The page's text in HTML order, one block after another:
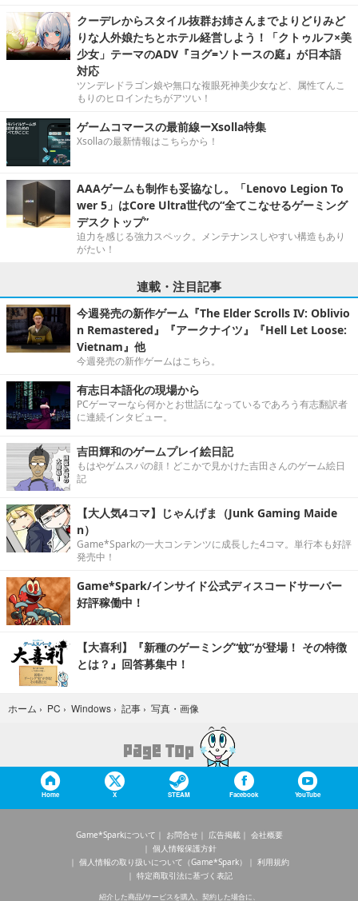
クーデレからスタイル抜群お姉さんまでよりどりみど
りな人外娘たちとホテル経営しよう！「クトゥルフ×美
少女」テーマのADV『ヨグ=ソトースの庭』が日本語
対応
ツンデレドラゴン娘や無口な複眼死神美少女など、属性てんこ
もりのヒロインたちがアツい！
ゲームコマースの最前線ーXsolla特集
Xsollaの最新情報はこちらから！
AAAゲームも制作も妥協なし。「Lenovo Legion To
wer 5」はCore Ultra世代の“全てこなせるゲーミング
デスクトップ”
迫力を感じる強力スペック。メンテナンスしやすい構造もあり
がたい！
連載・注目記事
今週発売の新作ゲーム『The Elder Scrolls IV: Oblivio
n Remastered』『アークナイツ』『Hell Let Loose:
Vietnam』他
今週発売の新作ゲームはこちら。
有志日本語化の現場から
PCゲーマーなら何かとお世話になっているであろう有志翻訳者
に連続インタビュー。
吉田輝和のゲームプレイ絵日記
もはやゲムスパの顔！どこかで見かけた吉田さんのゲーム絵日
記
【大人気4コマ】じゃんげま（Junk Gaming Maide
n）
Game*Sparkの一大コンテンツに成長した4コマ。単行本も好評
発売中！
Game*Spark/インサイド公式ディスコードサーバー
好評稼働中！
【大喜利】『新種のゲーミング“蚊”が登場！ その特徴
とは？』回答募集中！
ホーム › PC › Windows › 記事 › 写真・画像
Home X STEAM Facebook YouTube
Game*Sparkについて お問合せ 広告掲載
会社概要
個人情報保護方針
個人情報の取り扱いについて（Game*Spark）
利用規約
特定商取引法に基づく表記
紹介した商品/サービスを購入、契約した場合に、